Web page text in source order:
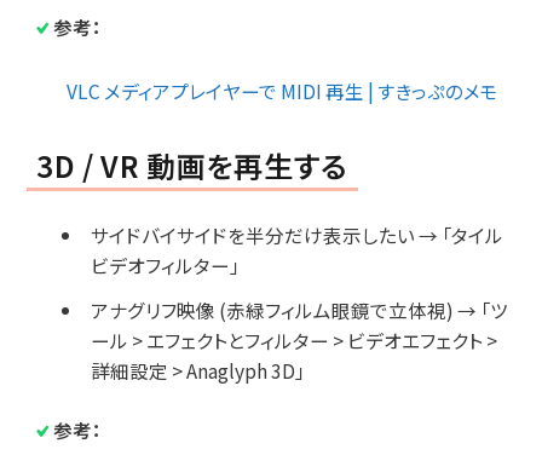
参考：
VLC メディアプレイヤーで MIDI 再生 | すきっぷのメモ
3D / VR 動画を再生する
サイドバイサイドを半分だけ表示したい → 「タイル
ビデオフィルター」
アナグリフ映像 (赤緑フィルム眼鏡で立体視) → 「ツ
ール > エフェクトとフィルター > ビデオエフェクト >
詳細設定 > Anaglyph 3D」
参考：